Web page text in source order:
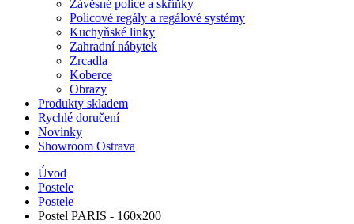
Závěsné police a skříňky
Policové regály a regálové systémy
Kuchyňské linky
Zahradní nábytek
Zrcadla
Koberce
Obrazy
Produkty skladem
Rychlé doručení
Novinky
Showroom Ostrava
Úvod
Postele
Postele
Postel PARIS - 160x200